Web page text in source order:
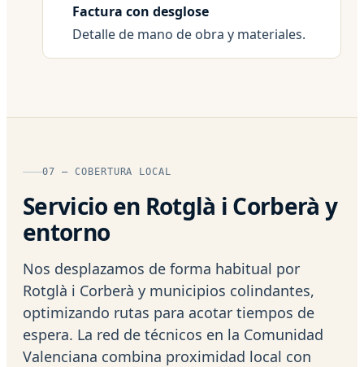
Factura con desglose
Detalle de mano de obra y materiales.
07 — COBERTURA LOCAL
Servicio en Rotglà i Corberà y
entorno
Nos desplazamos de forma habitual por
Rotglà i Corberà y municipios colindantes,
optimizando rutas para acotar tiempos de
espera. La red de técnicos en la Comunidad
Valenciana combina proximidad local con